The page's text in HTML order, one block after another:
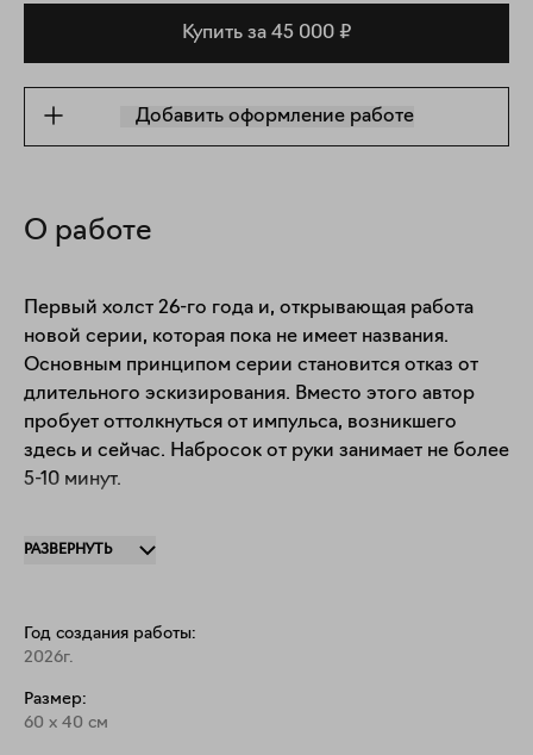
Купить за 45 000 ₽
Добавить оформление работе
О работе
Первый холст 26-го года и, открывающая работа
новой серии, которая пока не имеет названия.
Основным принципом серии становится отказ от
длительного эскизирования. Вместо этого автор
пробует оттолкнуться от импульса, возникшего
здесь и сейчас. Набросок от руки занимает не более
5-10 минут.
который можно потрогать.
светится при точечной подсветке этого участка (при
РАЗВЕРНУТЬ
Год создания работы:
2026г.
Размер:
60 x 40 см